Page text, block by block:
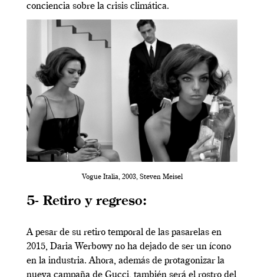
conciencia sobre la crisis climática.
Vogue Italia, 2003, Steven Meisel
5- Retiro y regreso:
A pesar de su retiro temporal de las pasarelas en
2015, Daria Werbowy no ha dejado de ser un ícono
en la industria. Ahora, además de protagonizar la